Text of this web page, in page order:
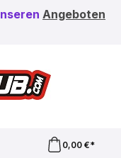
Angeboten
0,00 €*